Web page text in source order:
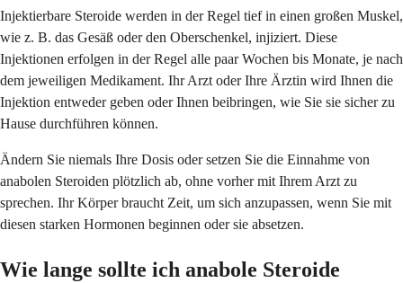
Injektierbare Steroide werden in der Regel tief in einen großen Muskel,
wie z. B. das Gesäß oder den Oberschenkel, injiziert. Diese
Injektionen erfolgen in der Regel alle paar Wochen bis Monate, je nach
dem jeweiligen Medikament. Ihr Arzt oder Ihre Ärztin wird Ihnen die
Injektion entweder geben oder Ihnen beibringen, wie Sie sie sicher zu
Hause durchführen können.
Ändern Sie niemals Ihre Dosis oder setzen Sie die Einnahme von
anabolen Steroiden plötzlich ab, ohne vorher mit Ihrem Arzt zu
sprechen. Ihr Körper braucht Zeit, um sich anzupassen, wenn Sie mit
diesen starken Hormonen beginnen oder sie absetzen.
Wie lange sollte ich anabole Steroide